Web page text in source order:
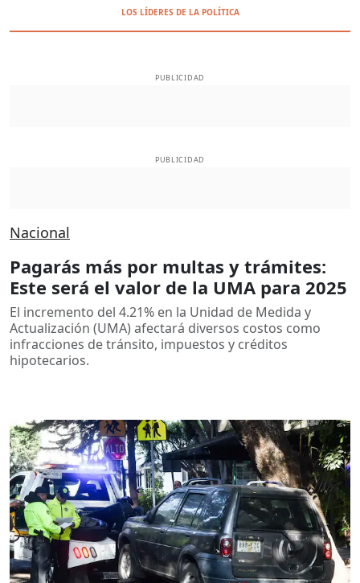
LOS LÍDERES DE LA POLÍTICA
PUBLICIDAD
PUBLICIDAD
Nacional
Pagarás más por multas y trámites:
Este será el valor de la UMA para 2025
El incremento del 4.21% en la Unidad de Medida y
Actualización (UMA) afectará diversos costos como
infracciones de tránsito, impuestos y créditos
hipotecarios.